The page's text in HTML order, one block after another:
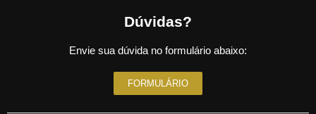
Dúvidas?
Envie sua dúvida no formulário abaixo:
FORMULÁRIO